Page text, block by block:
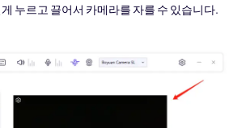
누르고 끌어서 카메라를 자를 수 있습니다.